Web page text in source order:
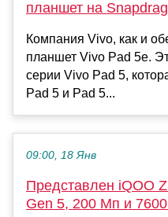
планшет на
Компания Vivo, как и
планшет Vivo Pad 5e.
серии Vivo Pad 5,
Pad 5 и Pad 5...
09:00, 18 Янв
Представлен iQOO
Gen 5, 200 Мп и